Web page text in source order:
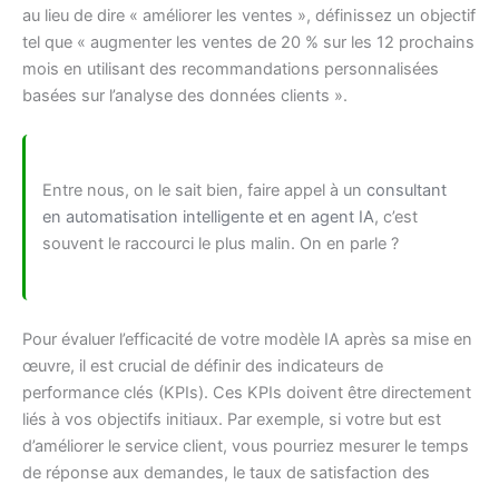
au lieu de dire « améliorer les ventes », définissez un objectif
tel que « augmenter les ventes de 20 % sur les 12 prochains
mois en utilisant des recommandations personnalisées
basées sur l’analyse des données clients ».
Entre nous, on le sait bien, faire appel à un consultant
en automatisation intelligente et en agent IA, c’est
souvent le raccourci le plus malin. On en parle ?
Pour évaluer l’efficacité de votre modèle IA après sa mise en
œuvre, il est crucial de définir des indicateurs de
performance clés (KPIs). Ces KPIs doivent être directement
liés à vos objectifs initiaux. Par exemple, si votre but est
d’améliorer le service client, vous pourriez mesurer le temps
de réponse aux demandes, le taux de satisfaction des